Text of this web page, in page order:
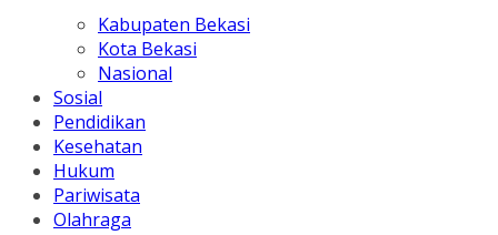
Kabupaten Bekasi
Kota Bekasi
Nasional
Sosial
Pendidikan
Kesehatan
Hukum
Pariwisata
Olahraga